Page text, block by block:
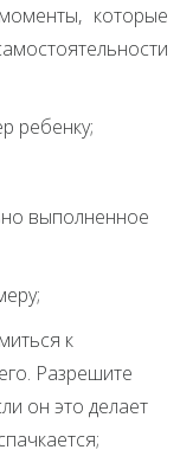
которые
ребенку;
выполненное
к
Разрешите
он это делает